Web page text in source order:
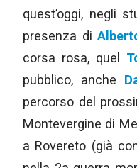
quest’oggi, negli
presenza di
corsa rosa, quel
pubblico, anche
percorso del
Montevergine di
a Rovereto (già